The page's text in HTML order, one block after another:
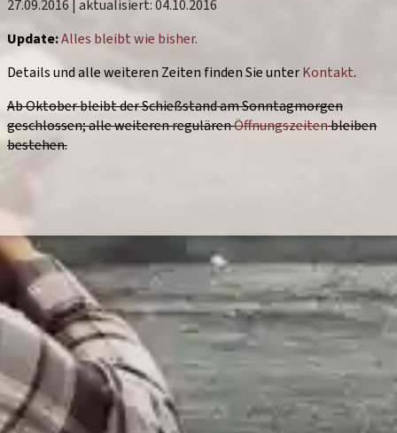
27.09.2016 | aktualisiert:04.10.2016
Update:Alles bleibt wie bisher.
Details und alle weiteren Zeiten finden Sie unterKontakt.
Ab Oktober bleibt der Schießstand am Sonntagmorgen
geschlossen; alle weiteren regulärenÖffnungszeitenbleiben
bestehen.